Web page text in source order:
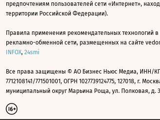
предпочтениям пользователей сети «Интернет»,
территории Российской Федерации).
Правила применения рекомендательных технологий
рекламно-обменной сети, размещенных на сайте
INFOX, 24smi
Все права защищены © АО Бизнес Ньюс Медиа, ИНН/
7712108141/771501001, ОГРН 1027739124775, 127018, г.
муниципальный округ Марьина Роща, ул. Полковая, д. 3,